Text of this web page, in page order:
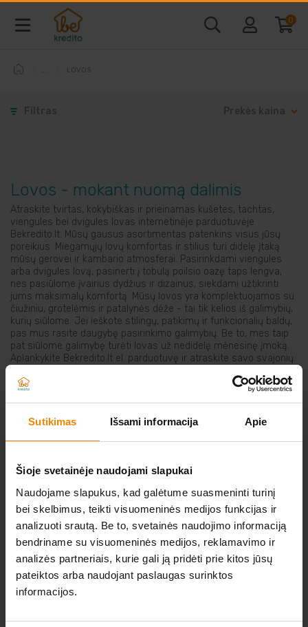
Sutikimas Išsami informacija Apie
Šioje svetainėje naudojami slapukai
Naudojame slapukus, kad galėtume suasmeninti turinį
bei skelbimus, teikti visuomeninės medijos funkcijas ir
analizuoti srautą. Be to, svetainės naudojimo informaciją
bendriname su visuomeninės medijos, reklamavimo ir
analizės partneriais, kurie gali ją pridėti prie kitos jūsų
pateiktos arba naudojant paslaugas surinktos
informacijos.
0
Baldai ir interjeras
Telefonai ir kompiuteriai
Buitine technika
Laisvalaikio prekės
Sodo prekės
Elektriniai įrankiai
Auto prekės
Prekės pigiau
LOVOS
Lovos - mokant nuomą dalimis
Atraskite tvirtas, kokybiškas ir prieinamas kušetes, tachtas,
viengules bei dvigules lovas internetinėje parduotuvėje
Bekredito.lt. Mūsų gausus asortimentas patenkins visus jūsų
poreikius. Miegamųjų lovų komfortas ir stilius turi didelę įtaką
mūsų gerovei ir kambario atmosferai. Pasirinkdami viengules
arba dvigules lovą, pasinerti į tobulą poilsio oazę taps lengva,
nes pasiūlome įvairius dydžius ir dizainus, siekdami užtikrinti
jums maksimalų komfortą. Mūsų lovos yra komplektuojamos su
čiužiniu, grotelėmis ir patalynės dėže - tai tik kelios iš galimybių,
kurių siūlome. Jei ieškote stilingų, patikimų ir funkcionalių baldų,
pas mus rasite daugybę pasirinkimo galimybių. Be to, mes taip
pat siūlome galimybę turėti lovas už nedidelę mėnesinę įmoką.
Aplankykite Bekredito.lt el. parduotuvę ir atraskite savo svajonių
NERADOTE KO IEŠKOTE?
Atsiųskite norimos prekės nuorodą iš kitos
elektroninės parduotuvės
O MES JUMS JĄ IŠNUOMOSIME.
Parašykite mums